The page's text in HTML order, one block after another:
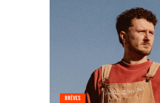
Brèves